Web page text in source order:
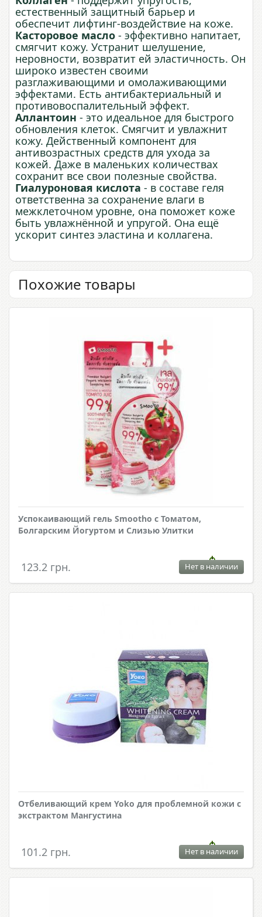
естественный защитный барьер и
обеспечит лифтинг-воздействие на коже.
Касторовое масло - эффективно напитает,
смягчит кожу. Устранит шелушение,
неровности, возвратит ей эластичность. Он
широко известен своими
разглаживающими и омолаживающими
эффектами. Есть антибактериальный и
противовоспалительный эффект.
Аллантоин - это идеальное для быстрого
обновления клеток. Смягчит и увлажнит
кожу. Действенный компонент для
антивозрастных средств для ухода за
кожей. Даже в маленьких количествах
сохранит все свои полезные свойства.
Гиалуроновая кислота - в составе геля
ответственна за сохранение влаги в
межклеточном уровне, она поможет коже
быть увлажнённой и упругой. Она ещё
ускорит синтез эластина и коллагена.
Похожие товары
Успокаивающий гель Smootho с Томатом,
Болгарским Йогуртом и Слизью Улитки
123.2 грн. Нет в наличии
Отбеливающий крем Yoko для проблемной кожи с
экстрактом Мангустина
101.2 грн. Нет в наличии